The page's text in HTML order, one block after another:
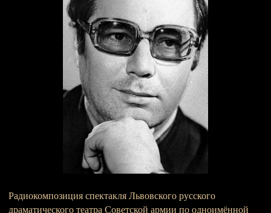
Радиокомпозиция спектакля Львовского русского
драматического театра Советской армии по одноимённой